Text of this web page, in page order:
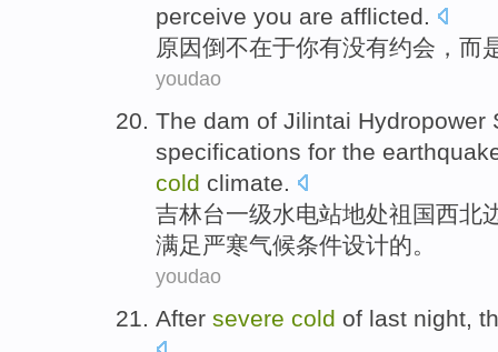
perceive you are afflicted.
原因倒不在于你有没有约会 ， 而
youdao
The dam of Jilintai Hydropower
specifications for the
cold climate.
吉林台一级水电站地处祖国西北
满足 严寒气候条件设计的。
youdao
After severe cold of last night,